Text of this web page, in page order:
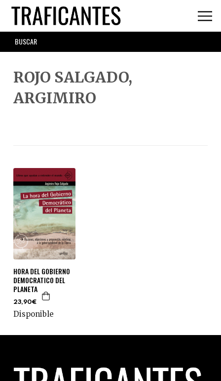
Skip
main
content
SEARCH
FORM
ROJO SALGADO,
ARGIMIRO
HORA DEL GOBIERNO
DEMOCRATICO DEL
PLANETA
23,90€
Disponible